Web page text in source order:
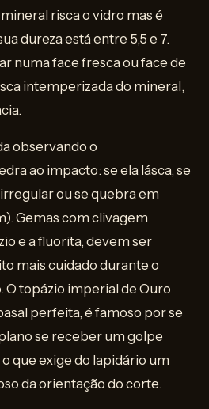
risca o vidro mas é
dureza está entre 5,5 e 7.
numa face fresca ou face de
intemperizada do mineral,
observando o
ao impacto: se ela lásca, se
ou se quebra em
Gemas com clivagem
e a fluorita, devem ser
mais cuidado durante o
O topázio imperial de Ouro
perfeita, é famoso por se
se receber um golpe
que exige do lapidário um
da orientação do corte.